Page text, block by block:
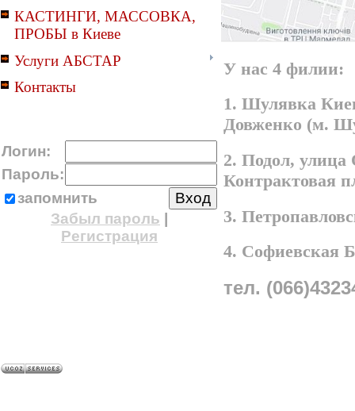
КАСТИНГИ, МАССОВКА,
ПРОБЫ в Киеве
Услуги АБСТАР
Контакты
Логин:
Пароль:
запомнить
Забыл пароль
Регистрация
У нас 4 филии:
1. Шулявка
Довженко (м.
2. Подол,
Контрактовая
3.
4. Софиевская
тел.